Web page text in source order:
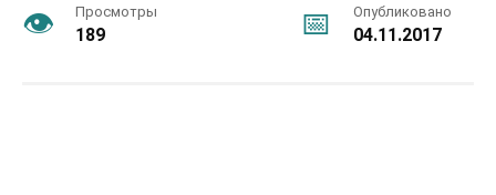
Просмотры
189
Опубликовано
04.11.2017